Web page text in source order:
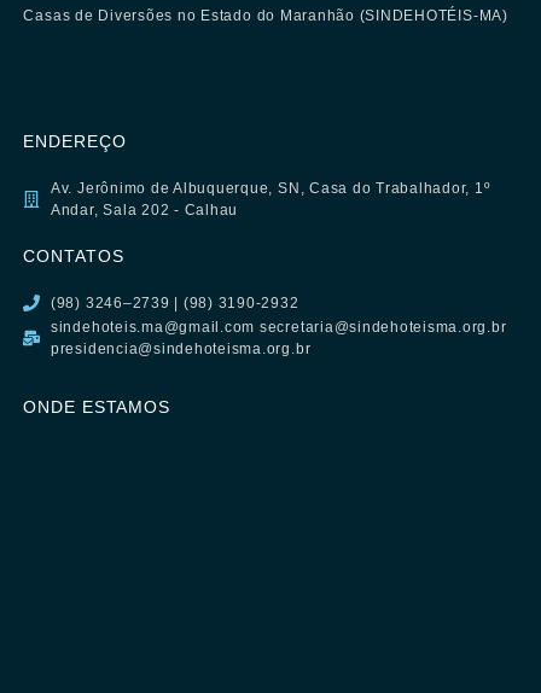
Casas de Diversões no Estado do Maranhão (SINDEHOTÉIS-MA)
ENDEREÇO
Av. Jerônimo de Albuquerque, SN, Casa do Trabalhador, 1º
Andar, Sala 202 - Calhau
CONTATOS
(98) 3246–2739 | (98) 3190-2932
sindehoteis.ma@gmail.com secretaria@sindehoteisma.org.br
presidencia@sindehoteisma.org.br
ONDE ESTAMOS